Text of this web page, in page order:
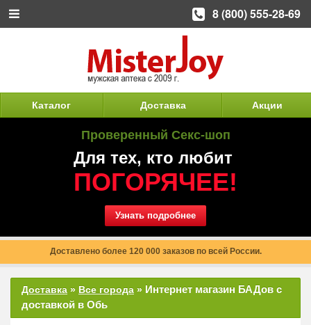
Каталог Доставка Акции
Проверенный Секс-шоп
Для тех, кто любит
ПОГОРЯЧЕЕ!
Узнать подробнее
Доставлено более 120 000 заказов по всей России.
Доставка » Все города » Интернет магазин БАДов с
доставкой в Обь
8 (800) 555-28-69